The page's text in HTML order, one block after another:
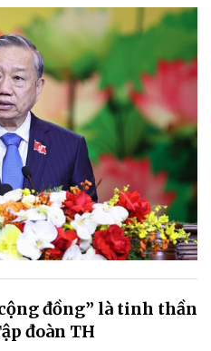
đồng” là tinh thần
đoàn TH